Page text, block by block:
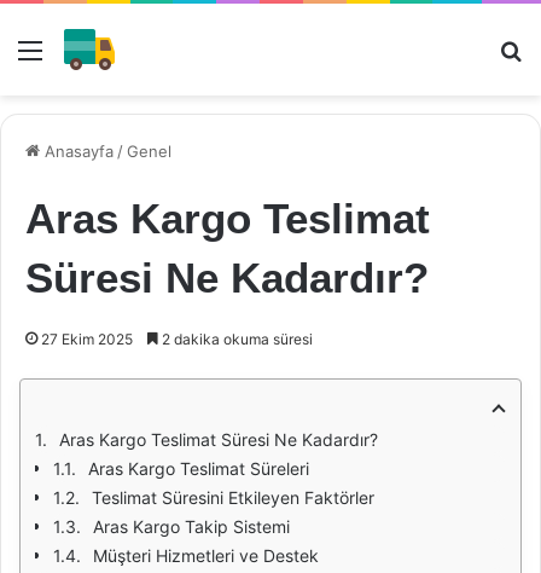
Menü
Anasayfa /Genel
Aras Kargo Teslimat
Süresi Ne Kadardır?
27 Ekim 2025 2 dakika okuma süresi
Aras Kargo Teslimat Süresi Ne Kadardır?
Aras Kargo Teslimat Süreleri
Teslimat Süresini Etkileyen Faktörler
Aras Kargo Takip Sistemi
Müşteri Hizmetleri ve Destek